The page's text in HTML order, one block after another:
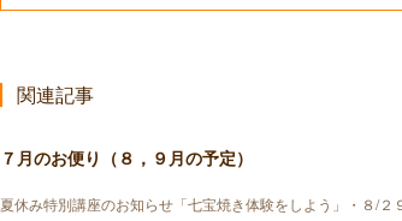
関連記事
７月のお便り（８，９月の予定）
夏休み特別講座のお知らせ「七宝焼き体験をしよう」・８/